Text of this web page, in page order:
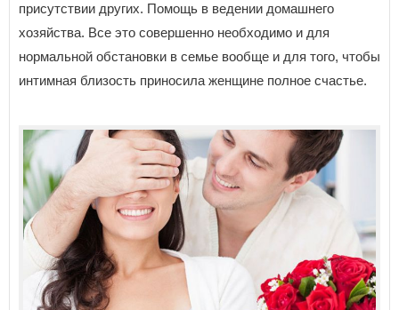
присутствии других. Помощь в ведении домашнего
хозяйства. Все это совершенно необходимо и для
нормальной обстановки в семье вообще и для того, чтобы
интимная близость приносила женщине полное счастье.